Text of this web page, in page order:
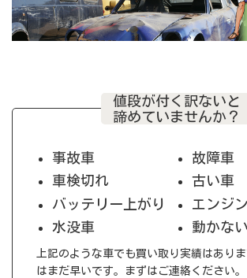
値段が付く訳ないと
諦めていませんか？
事故車
故障車
車検切れ
古い車
バッテリー上がり
エンジ
水没車
動かな
上記のような車でも買い取り実績はあり
はまだ早いです。まずはご連絡ください。